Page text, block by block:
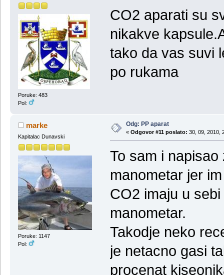
Poruke: 483
Pol:
CO2 aparati su
nikakve
tako da vas suvi
po rukama
marke
Kapitalac Dunavski
Poruke: 1147
Pol:
Odg: PP aparat
« Odgovor #11 poslato: 30, 09, 2010,
To sam i
manometar jer
CO2 imaju u
manometar.
Takodje neko
je netacno gasi
procenat